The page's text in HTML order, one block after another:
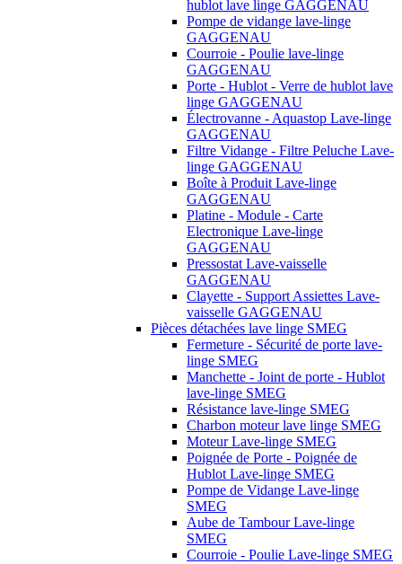
hublot lave linge GAGGENAU
Pompe de vidange lave-linge
GAGGENAU
Courroie - Poulie lave-linge
GAGGENAU
Porte - Hublot - Verre de hublot lave
linge GAGGENAU
Électrovanne - Aquastop Lave-linge
GAGGENAU
Filtre Vidange - Filtre Peluche Lave-
linge GAGGENAU
Boîte à Produit Lave-linge
GAGGENAU
Platine - Module - Carte
Electronique Lave-linge
GAGGENAU
Pressostat Lave-vaisselle
GAGGENAU
Clayette - Support Assiettes Lave-
vaisselle GAGGENAU
Pièces détachées lave linge SMEG
Fermeture - Sécurité de porte lave-
linge SMEG
Manchette - Joint de porte - Hublot
lave-linge SMEG
Résistance lave-linge SMEG
Charbon moteur lave linge SMEG
Moteur Lave-linge SMEG
Poignée de Porte - Poignée de
Hublot Lave-linge SMEG
Pompe de Vidange Lave-linge
SMEG
Aube de Tambour Lave-linge
SMEG
Courroie - Poulie Lave-linge SMEG